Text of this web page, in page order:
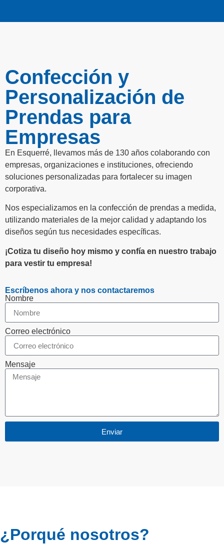
Confección y
Personalización de
Prendas para
Empresas
En Esquerré, llevamos más de 130 años colaborando con
empresas, organizaciones e instituciones, ofreciendo
soluciones personalizadas para fortalecer su imagen
corporativa.
Nos especializamos en la confección de prendas a medida,
utilizando materiales de la mejor calidad y adaptando los
diseños según tus necesidades específicas.
¡Cotiza tu diseño hoy mismo y confía en nuestro trabajo
para vestir tu empresa!
Escríbenos ahora y nos contactaremos
Nombre
Correo electrónico
Mensaje
Enviar
¿Porqué nosotros?